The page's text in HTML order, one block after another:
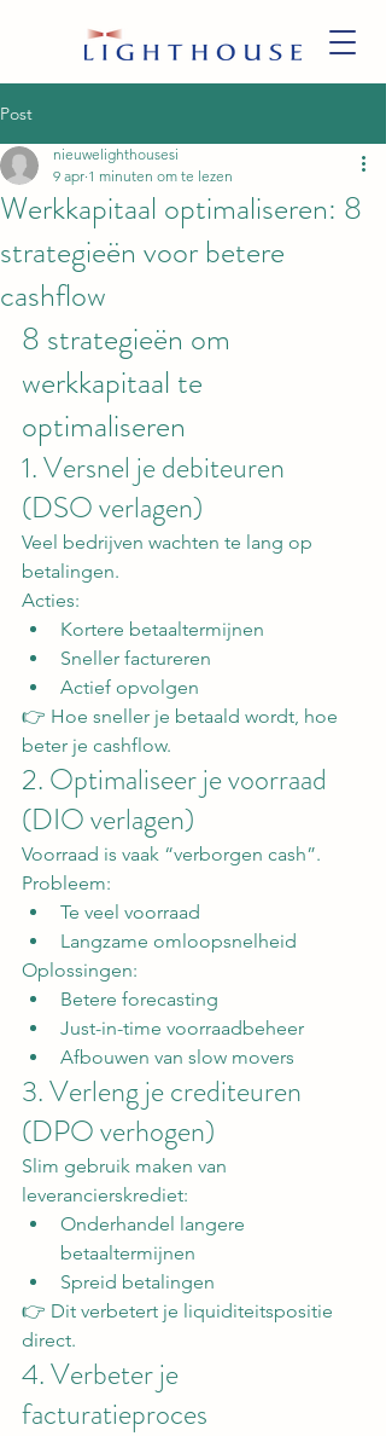
Post
Werkkapitaal optimaliseren: 8
strategieën voor betere
cashflow
nieuwelighthousesi
9 apr 1 minuten om te lezen
8 strategieën om
werkkapitaal te
optimaliseren
1. Versnel je debiteuren
(DSO verlagen)
Veel bedrijven wachten te lang op
betalingen.
Acties:
Kortere betaaltermijnen
Sneller factureren
Actief opvolgen
👉 Hoe sneller je betaald wordt, hoe
beter je cashflow.
2. Optimaliseer je voorraad
(DIO verlagen)
Voorraad is vaak “verborgen cash”.
Probleem:
Te veel voorraad
Langzame omloopsnelheid
Oplossingen:
Betere forecasting
Just-in-time voorraadbeheer
Afbouwen van slow movers
3. Verleng je crediteuren
(DPO verhogen)
Slim gebruik maken van
leverancierskrediet:
Onderhandel langere
betaaltermijnen
Spreid betalingen
👉 Dit verbetert je liquiditeitspositie
direct.
4. Verbeter je
facturatieproces